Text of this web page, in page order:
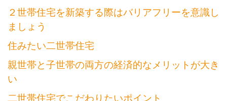
２世帯住宅を新築する際はバリアフリーを意識し
ましょう
住みたい二世帯住宅
親世帯と子世帯の両方の経済的なメリットが大き
い
二世帯住宅でこだわりたいポイント